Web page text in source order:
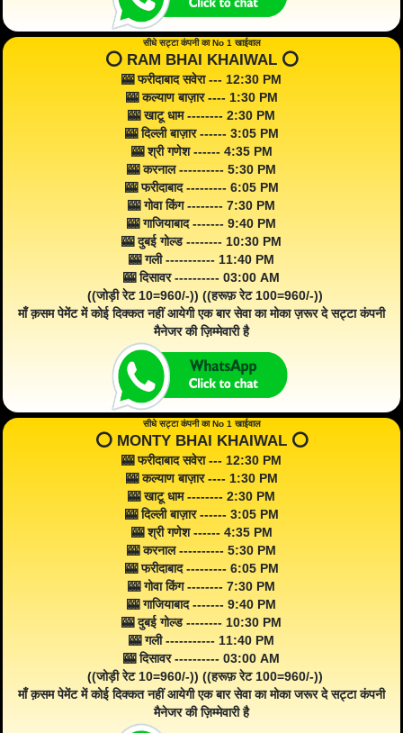
सीधे सट्टा कंपनी का No 1 खाईवाल
⭕️ RAM BHAI KHAIWAL ⭕️
🎰 फरीदाबाद सवेरा --- 12:30 PM
🎰 कल्याण बाज़ार ---- 1:30 PM
🎰 खाटू धाम -------- 2:30 PM
🎰 दिल्ली बाज़ार ------ 3:05 PM
🎰 श्री गणेश ------ 4:35 PM
🎰 करनाल ---------- 5:30 PM
🎰 फरीदाबाद --------- 6:05 PM
🎰 गोवा किंग -------- 7:30 PM
🎰 गाजियाबाद ------- 9:40 PM
🎰 दुबई गोल्ड -------- 10:30 PM
🎰 गली ----------- 11:40 PM
🎰 दिसावर ---------- 03:00 AM
((जोड़ी रेट 10=960/-)) ((हरूफ़ रेट 100=960/-))
माँ क़सम पेमेंट में कोई दिक्कत नहीं आयेगी एक बार सेवा का मोका ज़रूर दे सट्टा कंपनी
मैनेजर की ज़िम्मेवारी है
सीधे सट्टा कंपनी का No 1 खाईवाल
⭕️ MONTY BHAI KHAIWAL ⭕️
🎰 फरीदाबाद सवेरा --- 12:30 PM
🎰 कल्याण बाज़ार ---- 1:30 PM
🎰 खाटू धाम -------- 2:30 PM
🎰 दिल्ली बाज़ार ------ 3:05 PM
🎰 श्री गणेश ------ 4:35 PM
🎰 करनाल ---------- 5:30 PM
🎰 फरीदाबाद --------- 6:05 PM
🎰 गोवा किंग -------- 7:30 PM
🎰 गाजियाबाद ------- 9:40 PM
🎰 दुबई गोल्ड -------- 10:30 PM
🎰 गली ----------- 11:40 PM
🎰 दिसावर ---------- 03:00 AM
((जोड़ी रेट 10=960/-)) ((हरूफ़ रेट 100=960/-))
माँ क़सम पेमेंट में कोई दिक्कत नहीं आयेगी एक बार सेवा का मोका जरूर दे सट्टा कंपनी
मैनेजर की ज़िम्मेवारी है